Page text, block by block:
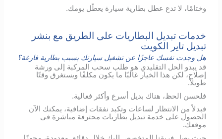
وختامًا، لا تدع عطل بطارية سيارة يعطّل يومك.
خدمات تبديل البطاريات على الطريق مع بنشر
تبديل تاير الكويت
هل وجدت نفسك عاجزًا عن تشغيل سيارتك بسبب بطارية فارغة؟
قد يبدو الحل التقليدي هو طلب سحب المركبة إلى ورشة
إصلاح، لكن هذا الخيار غالبًا ما يكون مكلفًا ويستغرق وقتًا
طويلاً.
فلحسن الحظ، هناك بديل أسرع وأكثر فعالية.
فبدلاً من الانتظار لساعات وتكبد نفقات إضافية، يمكنك الآن
الحصول على خدمة تبديل بطاريات محترفة مباشرة في
موقعك.